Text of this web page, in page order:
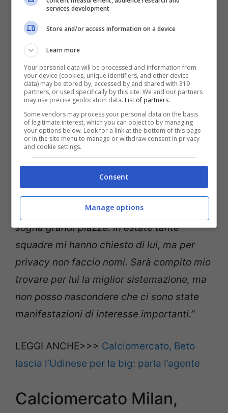
Come detto
il Milan è una delle squadre
che più da vicino segue Beto nel
calciomercato, e l’agente del portoghese
Regula in qualche modo lo ha confermato
cercando comunque di rimanere vago:
“Big interessate a Beto? Chi è che non
sogna grandi piazze. In estate tante
squadre mi hanno chiesto di lui, ma per
privacy non faccio nomi. Sarà compito mio
trovare per lui la miglior sistemazione, ma
non posso nascondere che ci sono state
manifestazioni di interesse importanti.”
LEGGI ANCHE>>> Calciomercato, Beto
lascia l’Udinese per la big: parla l’agente
Calciomercato Milan,
services development
Store and/or access information on a device
Learn more
Your personal data will be processed and information from
your device (cookies, unique identifiers, and other device
data) may be stored by, accessed by and shared with 319
partners, or used specifically by this site. We and our partners
may use precise geolocation data. List of partners.
Some vendors may process your personal data on the basis
of legitimate interest, which you can object to by managing
your options below. Look for a link at the bottom of this page
or in the site menu to manage or withdraw consent in privacy
and cookie settings.
Consent
Manage options